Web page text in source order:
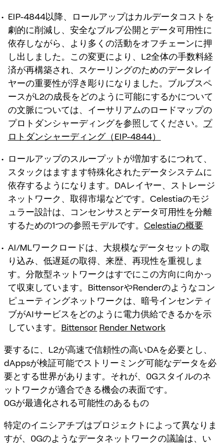
EIP-4844以降、ロールアップはカルデータコストを
劇的に削減し、安全なブルブ公開とデータ可用性に
依存しながら、より多くの活動をオフチェーンに押
し出しました。この変更により、L2全体の手数料経
済が再構築され、スケーリングのためのデータレイ
ヤーの重要性が浮き彫りになりました。ブルブスペ
ースがL2の成長をどのように可能にするかについて
の文脈については、イーサリアムのロードマップの
プロトダンシャーディングを参照してください。 プ
ロトダンシャーディング（EIP-4844）
ロールアップのスループットが増加するにつれて、
スタックはますます特殊化されたデータシステムに
依存するようになります。DAレイヤー、ストレージ
ネットワーク、取得市場などです。Celestiaのモジ
ュラー設計は、コンセンサスとデータ可用性を分離
するための1つの参照モデルです。 Celestiaの概要
AI/MLワークロードは、大規模なデータセットの取
り込み、低遅延の取得、来歴、再現性を重視しま
す。分散型ネットワークはすでにこの方向に向かっ
て収束しています。BittensorやRenderのようなコン
ピューティングネットワークは、暗号インセンティ
ブがAIサービスをどのように電力供給できるかを示
しています。 Bittensor Render Network
要するに、L2が高速で信頼性の高いDAを必要とし、
dAppsが検証可能でストリーミング可能なデータを必
要とする世界があります。それが、0Gスタイルのネ
ットワークが適合できる機会の表面です。
0Gが最適化される可能性のあるもの
特定のイニシアチブはプロジェクトによって異なりま
すが、0Gのようなデータネットワークの議論は、い